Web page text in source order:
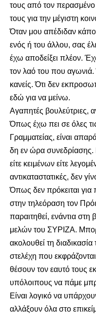
τους από τον
τους για την μέγιστη
Όταν μου απέδιδαν
ενός ή του άλλου, σας
έχω αποδείξει πλέον.
τον λαό του που αγωνιά.
κανείς. Ότι δεν
εδώ για να μείνω.
Αγαπητές βουλεύτριες,
Όπως έχω πει σε όλες
Γραμματείας, είναι
δη εν ώρα συνεδρίασης.
είτε κειμένων είτε
αντικαταστατικές, δεν
Όπως δεν πρόκειται για
στην τηλεόραση τον
παραιτηθεί, ενάντια
μελών του ΣΥΡΙΖΑ.
ακολουθεί τη
στελέχη που
θέσουν τον εαυτό τους
υπόλοιπους να πάμε
Είναι λογικό να
αλλάξουν όλα στο